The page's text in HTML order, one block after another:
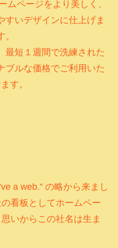
ムページをより美しく、
すいデザインに仕上げま
。
最短１週間で洗練された
ブルな価格でご利用いた
す。
a web.” の略から来まし
看板としてホームペー
いからこの社名は生ま